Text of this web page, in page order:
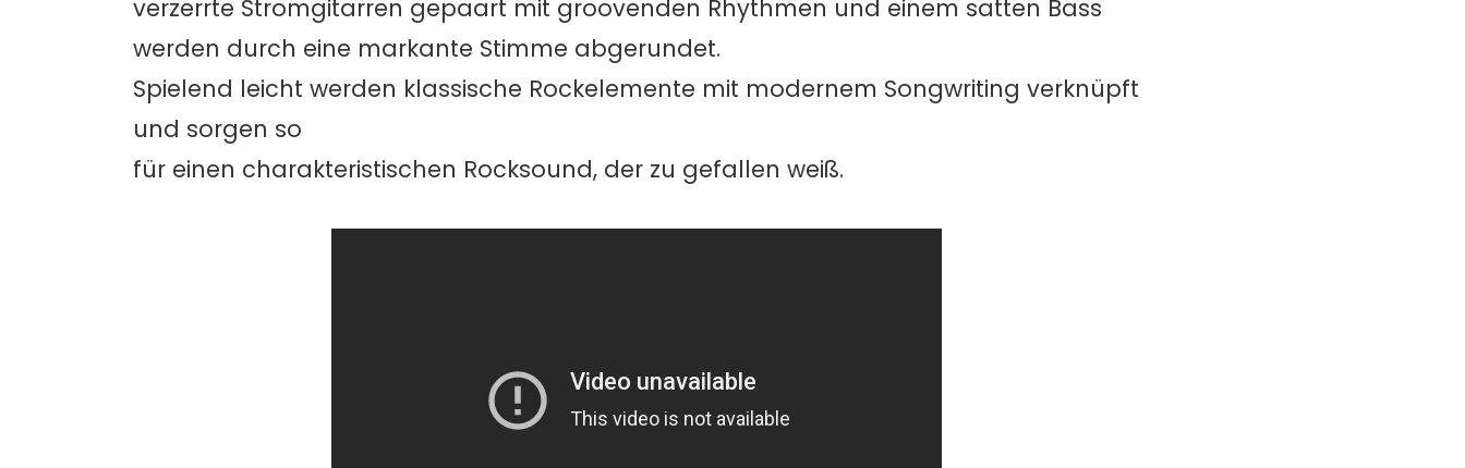
verzerrte Stromgitarren gepaart mit groovenden Rhythmen und einem satten Bass
werden durch eine markante Stimme abgerundet.
Spielend leicht werden klassische Rockelemente mit modernem Songwriting verknüpft
und sorgen so
für einen charakteristischen Rocksound, der zu gefallen weiß.